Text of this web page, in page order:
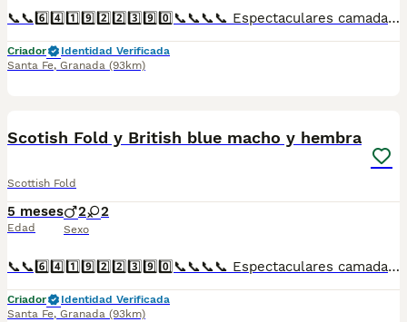
📞📞6️⃣4️⃣1️⃣9️⃣2️⃣2️⃣3️⃣9️⃣0️⃣📞📞📞📞 Espectaculares camadas de perritos de Scotish Fold descendientes de las mejores líneas de sangre. Disponibles tanto hembras como machos. Las camadas están bajo supervisión veterinaria desde su nacimiento hasta que son entregadas a su nueva familia. Criados por un equipo de profesionales y mejores personas que, con más de 20 años de experiencia , cuidan a los animales por vocación, aplicando una cría ética y responsable para que cada cachorro se desarrolle con la mejor salud y con un buen temperamento. Todos los cachorritos se entregan con unos dos meses y medio de edad y sus vacunas correspondientes, desparasitados interna y externamente, con certificado de salud, y garantía tanto por enfermedad vírica como congénito genética. Posibilidad de entregar en toda España mediante transporte propio preparado para animales y con chofer privado. Los precios pueden variar según las características y morfología de cada cachorro. Añádenos al whats app o llámanos, y encantados atenderemos todas tus dudas y consultas. Teléfono / Whats app: 641 92 23 90
Criador
Identidad Verificada
Santa Fe, Granada (93km)
Scotish Fold y British blue macho y hembra
Scottish Fold
5 meses
Edad
2 2
Sexo
📞📞6️⃣4️⃣1️⃣9️⃣2️⃣2️⃣3️⃣9️⃣0️⃣📞📞📞📞 Espectaculares camadas de perritos de Scotish Fold y British blue descendientes de las mejores líneas de sangre. Disponibles tanto hembras como machos. Las camadas están bajo supervisión veterinaria desde su nacimiento hasta que son entregadas a su nueva familia. Criados por un equipo de profesionales y mejores personas que, con más de 20 años de experiencia , cuidan a los animales por vocación, aplicando una cría ética y responsable para que cada cachorro se desarrolle con la mejor salud y con un buen temperamento. Todos los cachorritos se entregan con unos dos meses y medio de edad y sus vacunas correspondientes, desparasitados interna y externamente, con certificado de salud, y garantía tanto por enfermedad vírica como congénito genética. Posibilidad de entregar en toda España mediante transporte propio preparado para animales y con chofer privado. Los precios pueden variar según las características y morfología de cada cachorro. Añádenos al whats app o llámanos, y encantados atenderemos todas tus dudas y consultas. Teléfono / Whats app: 641 92 23 90
Criador
Identidad Verificada
Santa Fe, Granada (93km)